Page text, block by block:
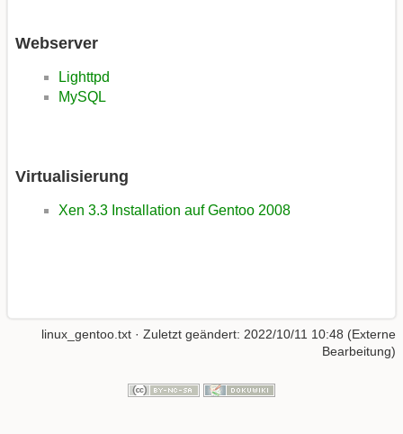
Webserver
Lighttpd
MySQL
Virtualisierung
Xen 3.3 Installation auf Gentoo 2008
linux_gentoo.txt · Zuletzt geändert: 2022/10/11 10:48 (Externe
Bearbeitung)